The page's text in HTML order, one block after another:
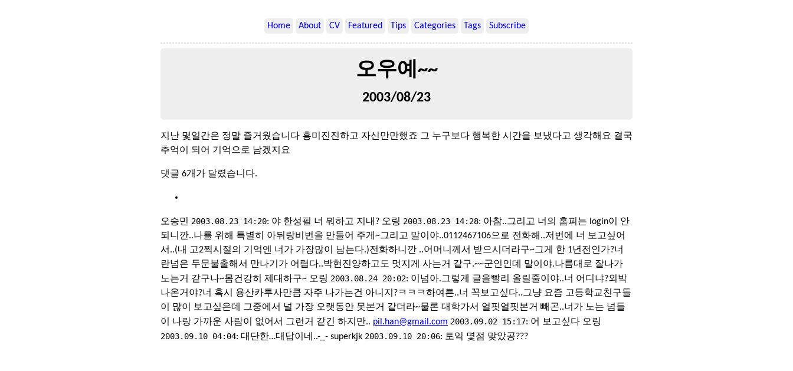
Home About CV Featured Tips Categories Tags Subscribe
오우예~~
2003/08/23
지난 몇일간은 정말 즐거웠습니다 흥미진진하고 자신만만했죠 그 누구보다 행복한 시간을 보냈다고 생각해요 결국
추억이 되어 기억으로 남겠지요
댓글 6개가 달렸습니다.
오승민 2003.08.23 14:20: 야 한성필 너 뭐하고 지내? 오링 2003.08.23 14:28: 아참..그리고 너의 홈피는 login이 안
되니깐..나를 위해 특별히 아뒤랑비번을 만들어 주게~그리고 말이야..0112467106으로 전화해..저번에 너 보고싶어
서..(내 고2쩍시절의 기억엔 너가 가장많이 남는다.)전화하니깐 ..어머니께서 받으시더라구~그게 한 1년전인가?너
란넘은 두문불출해서 만나기가 어렵다..박현진양하고도 멋지게 사는거 같구.~~군인인데 말이야.나름대로 잘나가
노는거 같구나~몸건강히 제대하구~ 오링 2003.08.24 20:02: 이넘아.그렇게 글을빨리 올릴줄이야..너 어디냐?외박
나온거야?너 혹시 용산카투사만큼 자주 나가는건 아니지?ㅋㅋㅋ하여튼..너 꼭보고싶다..그냥 요즘 고등학교친구들
이 많이 보고싶은데 그중에서 널 가장 오랫동안 못본거 같더라~물론 대학가서 얼핏얼핏본거 빼곤..너가 노는 넘들
이 나랑 가까운 사람이 없어서 그런거 같긴 하지만.. pil.han@gmail.com 2003.09.02 15:17: 어 보고싶다 오링
2003.09.10 04:04: 대단한…대답이네..-_- superkjk 2003.09.10 20:06: 토익 몇점 맞았공???